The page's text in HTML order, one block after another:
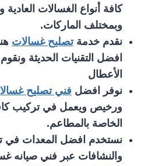
كافة أنواع الغسالات العادية
وبمختلف الماركات.
نقدم خدمةتصليح غسالات
افضل التقنيات الحديثة
الأعطال
نوفر افضل فني تصليح
ورخيص ويعمل في تركيب
الخاصة بالمطاعم.
نستخدم افضل المعدات في
والنشافات عبر فني صيانه